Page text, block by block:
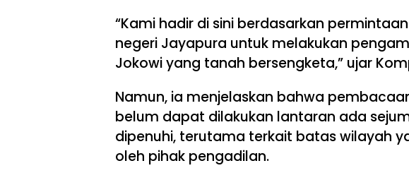
“Kami hadir di sini berdasarkan
negeri Jayapura untuk melakukan
Jokowi yang tanah bersengketa,” ujar
Namun, ia menjelaskan bahwa
belum dapat dilakukan lantaran ada
dipenuhi, terutama terkait batas wilayah
oleh pihak pengadilan.